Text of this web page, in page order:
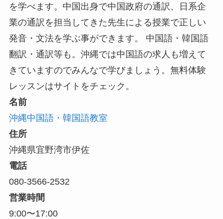
を学べます。中国出身で中国政府の通訳、日系企
業の通訳を担当してきた先生による授業で正しい
発音・文法を学ぶ事ができます。 中国語・韓国語
翻訳・通訳等も。沖縄では中国語の求人も増えて
きていますのでみんなで学びましょう。無料体験
レッスンはサイトをチェック。
名前
沖縄中国語・韓国語教室
住所
沖縄県宜野湾市伊佐
電話
080-3566-2532
営業時間
9:00〜17:00